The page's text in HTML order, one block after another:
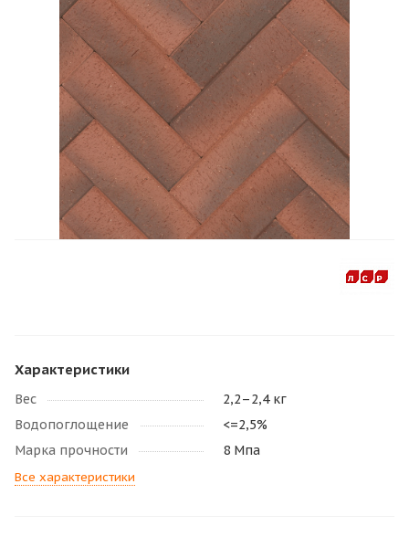
Характеристики
Вес
2,2–2,4 кг
Водопоглощение
<=2,5%
Марка прочности
8 Мпа
Все характеристики